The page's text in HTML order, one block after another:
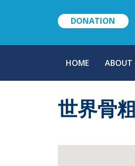
DONATION
NAVIGATION
HOME ABOUT
世界骨